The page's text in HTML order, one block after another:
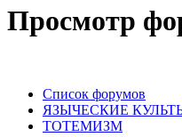
Просмотр
Список форумов
ЯЗЫЧЕСКИЕ
ТОТЕМИЗМ